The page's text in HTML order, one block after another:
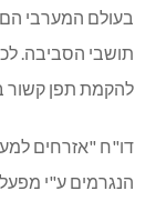
בעולם המערבי
תושבי הסביבה.
להקמת תפן קשור
הנגרמים ע"י